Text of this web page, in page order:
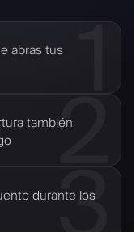
abras tus
1
también
2
durante los
3